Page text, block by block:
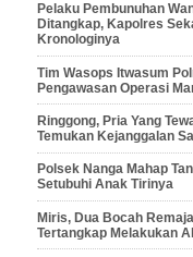
Pelaku Pembunuhan
Ditangkap, Kapolres
Kronologinya
Tim Wasops Itwasum
Pengawasan Operasi
Ringgong, Pria Yang
Temukan Kejanggalan
Polsek Nanga Mahap
Setubuhi Anak Tirinya
Miris, Dua Bocah
Tertangkap Melakukan